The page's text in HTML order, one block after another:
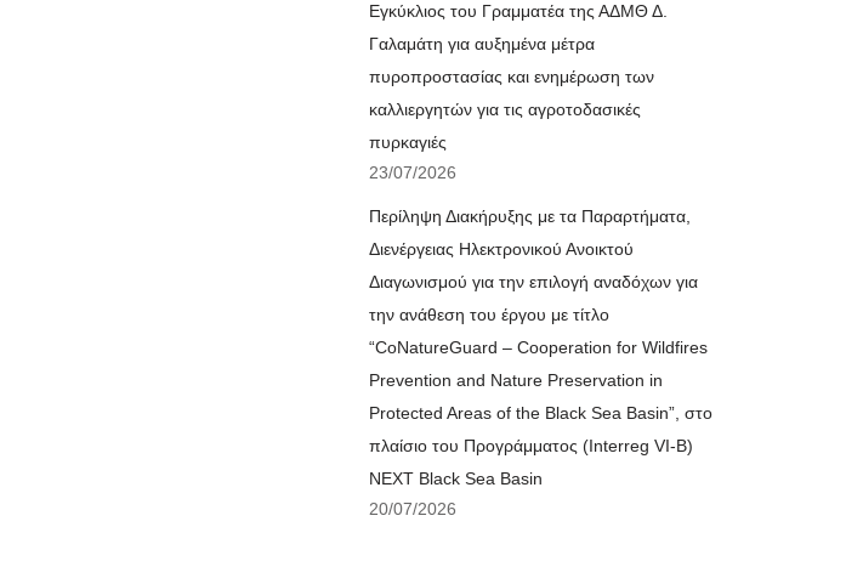
Εγκύκλιος του Γραμματέα της ΑΔΜΘ Δ.
Γαλαμάτη για αυξημένα μέτρα
πυροπροστασίας και ενημέρωση των
καλλιεργητών για τις αγροτοδασικές
πυρκαγιές
23/07/2026
Περίληψη Διακήρυξης με τα Παραρτήματα,
Διενέργειας Ηλεκτρονικού Ανοικτού
Διαγωνισμού για την επιλογή αναδόχων για
την ανάθεση του έργου με τίτλο
“CoNatureGuard – Cooperation for Wildfires
Prevention and Nature Preservation in
Protected Areas of the Black Sea Basin”, στο
πλαίσιο του Προγράμματος (Interreg VI-B)
NEXT Black Sea Basin
20/07/2026